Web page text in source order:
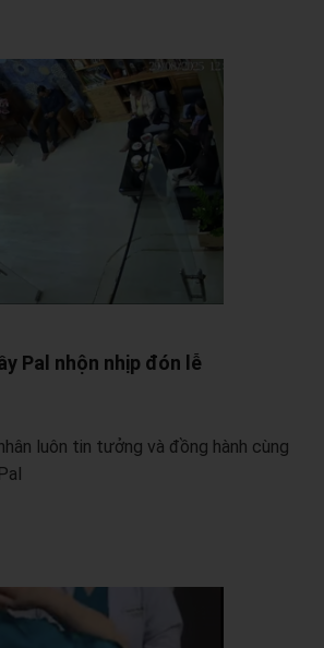
Pal nhộn nhịp đón lễ
luôn tin tưởng và đồng hành cùng